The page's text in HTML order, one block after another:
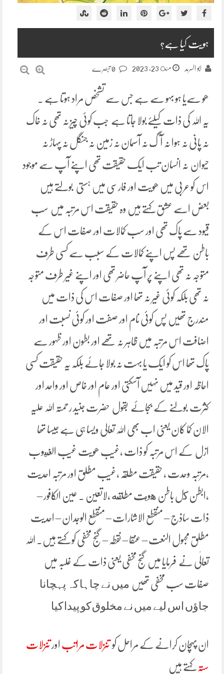
ہویت کیا ہے؟
ابو السرمد مئ 23, 2023
ھو سےیا ہو بہو سے ہے جس سے تشخص مراد ہوتا ہے ۔
یہ اللہ کی ذات کیلئے بولا جاتا ہے جب کوئی چیز نہ تھی نہ خاک
نہ پانی نہ ہوا نہ آگ نہ آسمان نہ زمین نہ جنگل نہ پہاڑ نہ
حیوان نہ انسان تب ایک حقیقت تھی اپنے آپ سے موجود
اس کو عربی میں ھویت اور فارسی میں ہستی بولتے ہیں
بعض اسے عشق کہتے ہیں وہ حقیقت اس مرتبہ میں سب
قیود سے پاک تھی اور سب کمالات اور صفات اس کے
باطن تھے پس اپنے کمالات کے سبب سے کسی طرف
متوجہ نہ تھی اپنے پر آپ حاضر تھی اور اپنے غیر طرف متوجہ
نہ تھی بلکہ کوئی غیر نہ تھا اور صفات اس کی ذات میں
مندرج تھیں پس کوئی نام اور صفت اور کوئی نسبت اور
اضافت اس مرتبہ میں ظاہر نہ تھے اور بطون اور ظہور سے
پاک تھا اس کو ایک یا بہت نہ بولا جائے بلکہ یہ حقیقت کسی
احاظہ اور قید میں نہیں آسکتی اور عام اور خاص اور واحد اور
کثرت بولنے کے بجائے بقول حضرت جنید رحمتہ اللہ علیہ
الان کما کان یعنی اب بھی اللہ تعالی ویسا ہی ہے جیسا تھا
ازل کے اس مرتبہ کو ذات ،غیب ھویت غیب الغيوب
،مرتبہ وحدت ، حقیقت مطلقہ ،غیب مطلق اور مرتبہ احدیت
،ابطن كل باطن هويت مطلقه ،لاتعین ۔ عین الکافور –
ذات ساذج – منقطع الاشارات – منقطع الوجدان – احدیت
مطلق مجہول النعت – عنقا – نقطہ – گنج مخفی کو کہتے ہیں. اللہ
تعالٰی نے فرمایا میں گنج مخفی یعنی ذات کے غلبہ میں
صفات سب مخفی تھیں ﻣﯿﮟ ﻧﮯ ﭼﺎﮨﺎ ﮐﮧ ﭘﮩﭽﺎﻧﺎ
ﺟﺎﺅﮞ ﺍﺱ ﻟﯿﮯ ﻣﯿﮟ ﻧﮯ ﻣﺨﻠﻮﻕ ﮐﻮ ﭘﯿﺪﺍ ﮐﯿﺎ
ان پہچان کرانے کے مراحل کوتنزلات مراتب اورتنزلات
ستہ کہتے ہیں